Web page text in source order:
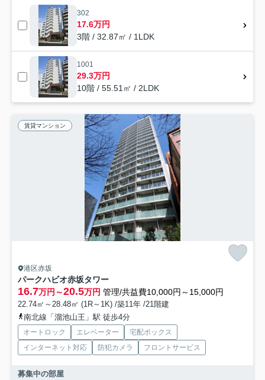
302
17.6万円
3階 / 32.87㎡ / 1LDK
1001
29.3万円
10階 / 55.51㎡ / 2LDK
賃貸マンション
港区赤坂
パークハビオ赤坂タワー
16.7万円～20.5万円 管理/共益費10,000円～15,000円
22.74㎡～28.48㎡ (1R～1K) /築11年 /21階建
南北線「溜池山王」駅 徒歩4分
オートロック エレベーター
宅配ボックス
インターネット対応
防犯カメラ フロントサービス
募集中の部屋